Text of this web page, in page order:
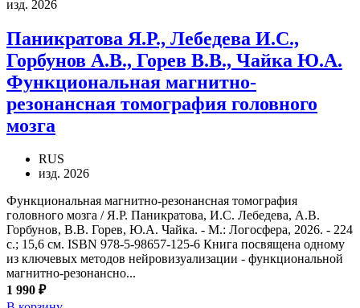
изд. 2026
Паникратова Я.Р., Лебедева И.С.,
Горбунов А.В., Горев В.В., Чайка Ю.А.
Функциональная магнитно-
резонансная томография головного
мозга
RUS
изд. 2026
Функциональная магнитно-резонансная томография
головного мозга / Я.Р. Паникратова, И.С. Лебедева, А.В.
Горбунов, В.В. Горев, Ю.А. Чайка. - М.: Логосфера, 2026. - 224
с.; 15,6 см. ISBN 978-5-98657-125-6 Книга посвящена одному
из ключевых методов нейровизуализации - функциональной
магнитно-резонансно...
1 990 ₽